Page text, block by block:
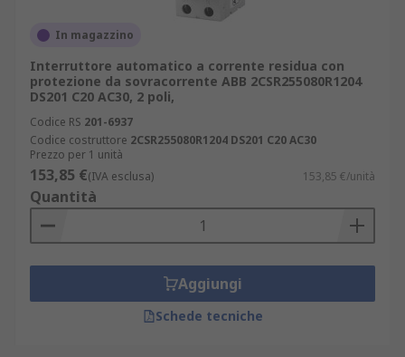
In magazzino
Interruttore automatico a corrente residua con
protezione da sovracorrente ABB 2CSR255080R1204
DS201 C20 AC30, 2 poli,
Codice RS 201-6937
Codice costruttore 2CSR255080R1204 DS201 C20 AC30
Prezzo per 1 unità
153,85 €(IVA esclusa) 153,85 €/unità
Quantità
Aggiungi
Schede tecniche